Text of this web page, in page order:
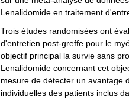
Lenalidomide en traitement
Trois études randomisées ont
d'entretien post-greffe pour le
objectif principal la survie sans
Lenalidomide concernant cet
mesure de détecter un avantage
individuelles des patients inclus